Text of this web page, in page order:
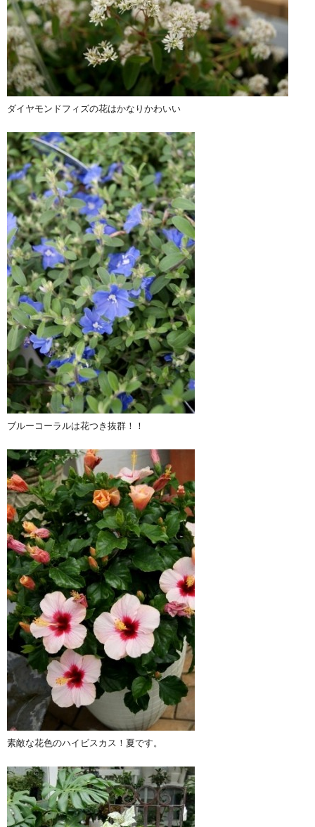
ダイヤモンドフィズの花はかなりかわいい
ブルーコーラルは花つき抜群！！
素敵な花色のハイビスカス！夏です。